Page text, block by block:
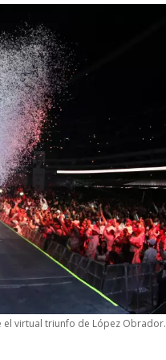
el virtual triunfo de López Obrador.